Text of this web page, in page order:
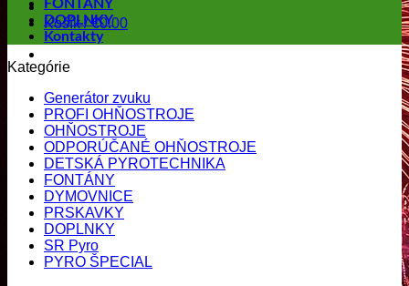
Košík /€0.00
FONTÁNY
DOPLNKY
Kontakty
Kategórie
Generátor zvuku
PROFI OHŇOSTROJE
OHŇOSTROJE
ODPORÚČANÉ OHŇOSTROJE
DETSKÁ PYROTECHNIKA
FONTÁNY
DYMOVNICE
PRSKAVKY
DOPLNKY
SR Pyro
PYRO ŠPECIAL